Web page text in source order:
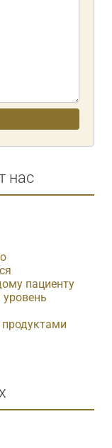
нас
пациенту